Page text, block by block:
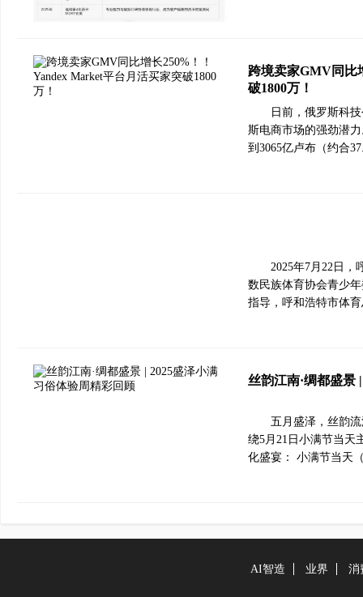
跨境卖家GMV同比
破1800万！
日前，俄罗斯科
斯电商市场的强劲潜力
到3065亿卢布（约合
2025年7月22日，
数民族体育协会青少
指导，呼和浩特市体
丝韵江南·绸都盛景
五月盛泽，丝韵
绕5月21日小满节当天
化盛宴： 小满节当天
AI智造 业界 消